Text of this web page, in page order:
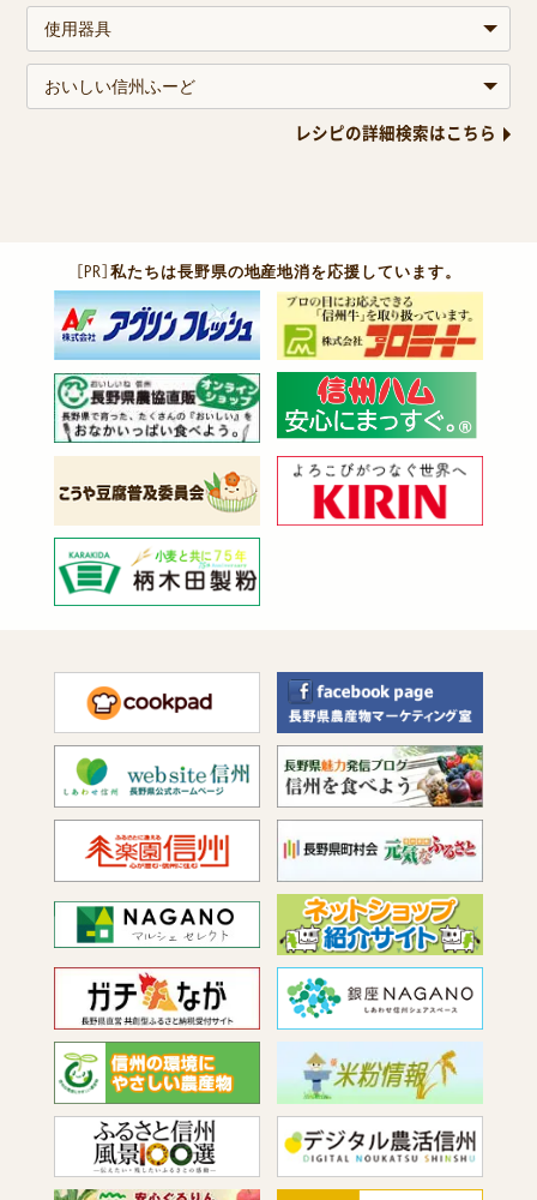
レシピの詳細検索はこちら
［PR］私たちは長野県の地産地消を応援しています。